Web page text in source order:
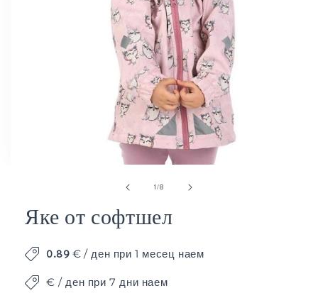
модален
елемент
1/от
8
Яке от софтшел
0.89 € / ден при 1 месец наем
€ / ден при 7 дни наем